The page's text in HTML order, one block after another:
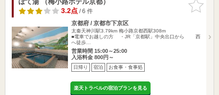
りに追加
3.2点/ 6 件
京都府 / 京都市下京区
太秦天神川駅3.79km 梅小路京都西駅308m
■電車でお越しの方 ・JR「京都駅」中央出口から 西
へ徒歩…
営業時間 15:00～25:00
入浴料金 800円～
日帰り 宿泊 お食事・食事処
楽天トラベルの宿泊プランを見る